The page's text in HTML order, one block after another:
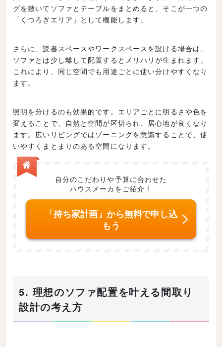
グを敷いてソファとテーブルをまとめると、そこが一つの
「くつろぎエリア」として機能します。
さらに、読書スペースやワークスペースを設ける場合は、
ソファとは少し離して配置するとメリハリが生まれます。
これにより、同じ空間でも用途ごとに使い分けやすくなり
ます。
照明を分けるのも効果的です。エリアごとに明るさや色を
変えることで、自然と空間が区切られ、居心地が良くなり
ます。広いリビングではゾーニングを意識することで、使
いやすくまとまりのある空間になります。
自分のこだわりや予算に合わせた
ハウスメーカをご紹介！
「持ち家計画」から無料で申し込
もう
5. 理想のソファ配置を叶える間取り
設計の考え方